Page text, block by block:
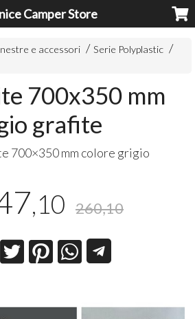
Camper Store
e accessori
Serie Polyplastic
700x350 mm
grafite
700×350 mm colore grigio
,10 260,10